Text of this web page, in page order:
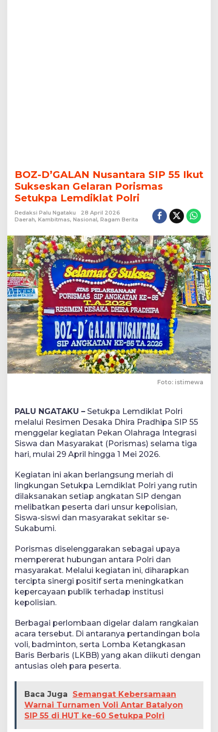
BOZ-D’GALAN Nusantara SIP 55 Ikut
Sukseskan Gelaran Porismas
Setukpa Lemdiklat Polri
Redaksi Palu Ngataku
28 April 2026
Daerah, Kambitmas, Nasional, Ragam Berita
Foto: istimewa
PALU NGATAKU – Setukpa Lemdiklat Polri
melalui Resimen Desaka Dhira Pradhipa SIP 55
menggelar kegiatan Pekan Olahraga Integrasi
Siswa dan Masyarakat (Porismas) selama tiga
hari, mulai 29 April hingga 1 Mei 2026.
Kegiatan ini akan berlangsung meriah di
lingkungan Setukpa Lemdiklat Polri yang rutin
dilaksanakan setiap angkatan SIP dengan
melibatkan peserta dari unsur kepolisian,
Siswa-siswi dan masyarakat sekitar se-
Sukabumi.
Porismas diselenggarakan sebagai upaya
mempererat hubungan antara Polri dan
masyarakat. Melalui kegiatan ini, diharapkan
tercipta sinergi positif serta meningkatkan
kepercayaan publik terhadap institusi
kepolisian.
Berbagai perlombaan digelar dalam rangkaian
acara tersebut. Di antaranya pertandingan bola
voli, badminton, serta Lomba Ketangkasan
Baris Berbaris (LKBB) yang akan diikuti dengan
antusias oleh para peserta.
Baca Juga
Semangat Kebersamaan
Warnai Turnamen Voli Antar Batalyon
SIP 55 di HUT ke-60 Setukpa Polri